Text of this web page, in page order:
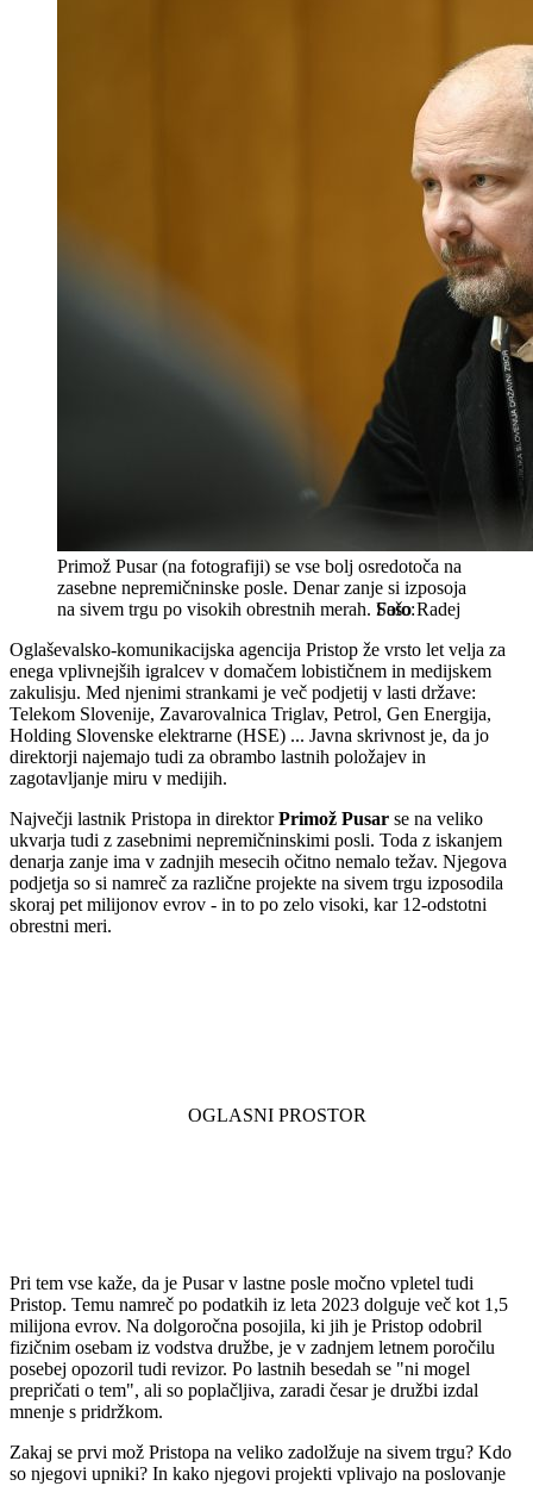
Primož Pusar (na fotografiji) se vse bolj osredotoča na
zasebne nepremičninske posle. Denar zanje si izposoja
na sivem trgu po visokih obrestnih merah. Sašo Radej
Oglaševalsko-komunikacijska agencija Pristop že vrsto let velja za
enega vplivnejših igralcev v domačem lobističnem in medijskem
zakulisju. Med njenimi strankami je več podjetij v lasti države:
Telekom Slovenije, Zavarovalnica Triglav, Petrol, Gen Energija,
Holding Slovenske elektrarne (HSE) ... Javna skrivnost je, da jo
direktorji najemajo tudi za obrambo lastnih položajev in
zagotavljanje miru v medijih.
Največji lastnik Pristopa in direktorPrimož Pusar se na veliko
ukvarja tudi z zasebnimi nepremičninskimi posli. Toda z iskanjem
denarja zanje ima v zadnjih mesecih očitno nemalo težav. Njegova
podjetja so si namreč za različne projekte na sivem trgu izposodila
skoraj pet milijonov evrov - in to po zelo visoki, kar 12-odstotni
obrestni meri.
Pri tem vse kaže, da je Pusar v lastne posle močno vpletel tudi
Pristop. Temu namreč po podatkih iz leta 2023 dolguje več kot 1,5
milijona evrov. Na dolgoročna posojila, ki jih je Pristop odobril
fizičnim osebam iz vodstva družbe, je v zadnjem letnem poročilu
posebej opozoril tudi revizor. Po lastnih besedah se "ni mogel
prepričati o tem", ali so poplačljiva, zaradi česar je družbi izdal
mnenje s pridržkom.
Zakaj se prvi mož Pristopa na veliko zadolžuje na sivem trgu? Kdo
so njegovi upniki? In kako njegovi projekti vplivajo na poslovanje